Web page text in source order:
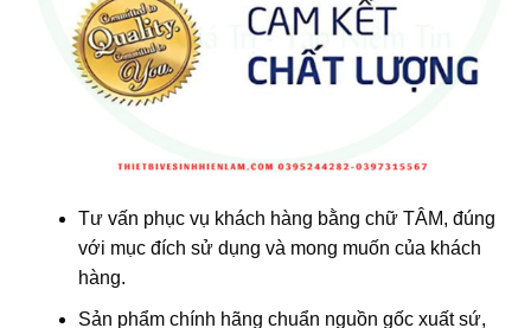
Tư vấn phục vụ khách hàng bằng chữ TÂM, đúng
với mục đích sử dụng và mong muốn của khách
hàng.
Sản phẩm chính hãng chuẩn nguồn gốc xuất sứ,